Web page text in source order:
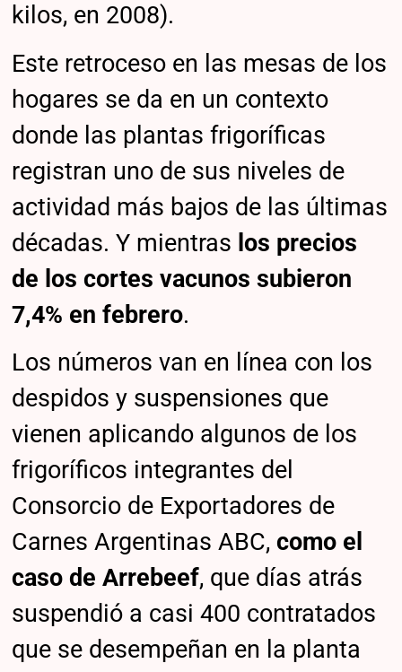
kilos, en 2008).
Este retroceso en las mesas de los
hogares se da en un contexto
donde las plantas frigoríficas
registran uno de sus niveles de
actividad más bajos de las últimas
décadas. Y mientras los precios
de los cortes vacunos subieron
7,4% en febrero.
Los números van en línea con los
despidos y suspensiones que
vienen aplicando algunos de los
frigoríficos integrantes del
Consorcio de Exportadores de
Carnes Argentinas ABC,como el
caso de Arrebeef, que días atrás
suspendió a casi 400 contratados
que se desempeñan en la planta